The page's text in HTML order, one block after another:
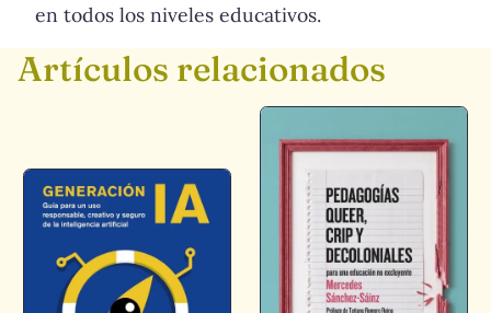
en todos los niveles educativos.
Artículos relacionados